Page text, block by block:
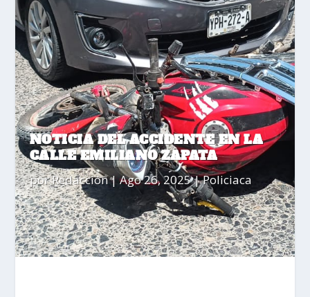
NOTICIA DEL ACCIDENTE EN LA
CALLE EMILIANO ZAPATA
porRedacción|Ago 26, 2025|Policiaca